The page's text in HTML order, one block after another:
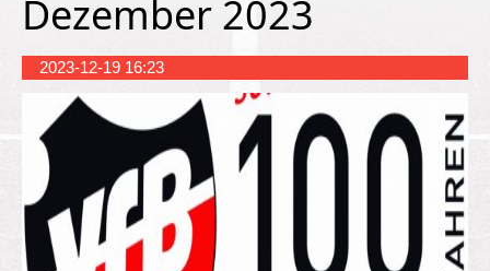
Dezember 2023
2023-12-19 16:23